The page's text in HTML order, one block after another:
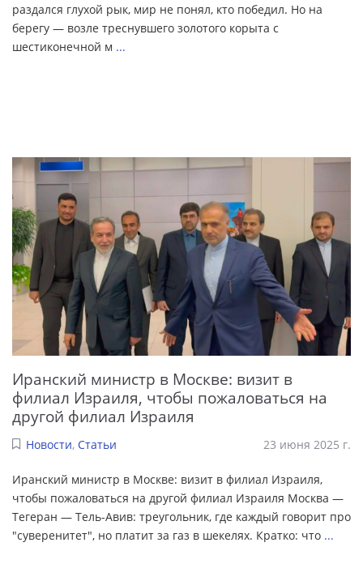
раздался глухой рык, мир не понял, кто победил. Но на
берегу — возле треснувшего золотого корыта с
шестиконечной м ...
Иранский министр в Москве: визит в
филиал Израиля, чтобы пожаловаться на
другой филиал Израиля
Новости, Статьи 23 июня 2025 г.
Иранский министр в Москве: визит в филиал Израиля,
чтобы пожаловаться на другой филиал Израиля Москва —
Тегеран — Тель-Авив: треугольник, где каждый говорит про
"суверенитет", но платит за газ в шекелях. Кратко: что ...